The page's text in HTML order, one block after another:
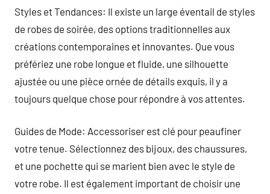
Styles et Tendances: Il existe un large éventail de styles
de robes de soirée, des options traditionnelles aux
créations contemporaines et innovantes. Que vous
préfériez une robe longue et fluide, une silhouette
ajustée ou une pièce ornée de détails exquis, il y a
toujours quelque chose pour répondre à vos attentes.
Guides de Mode: Accessoriser est clé pour peaufiner
votre tenue. Sélectionnez des bijoux, des chaussures,
et une pochette qui se marient bien avec le style de
votre robe. Il est également important de choisir une